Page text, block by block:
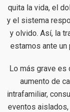
quita la vida, el
y el sistema
y olvido. Así, la
estamos ante un
Lo más grave
aumento de
intrafamiliar,
eventos